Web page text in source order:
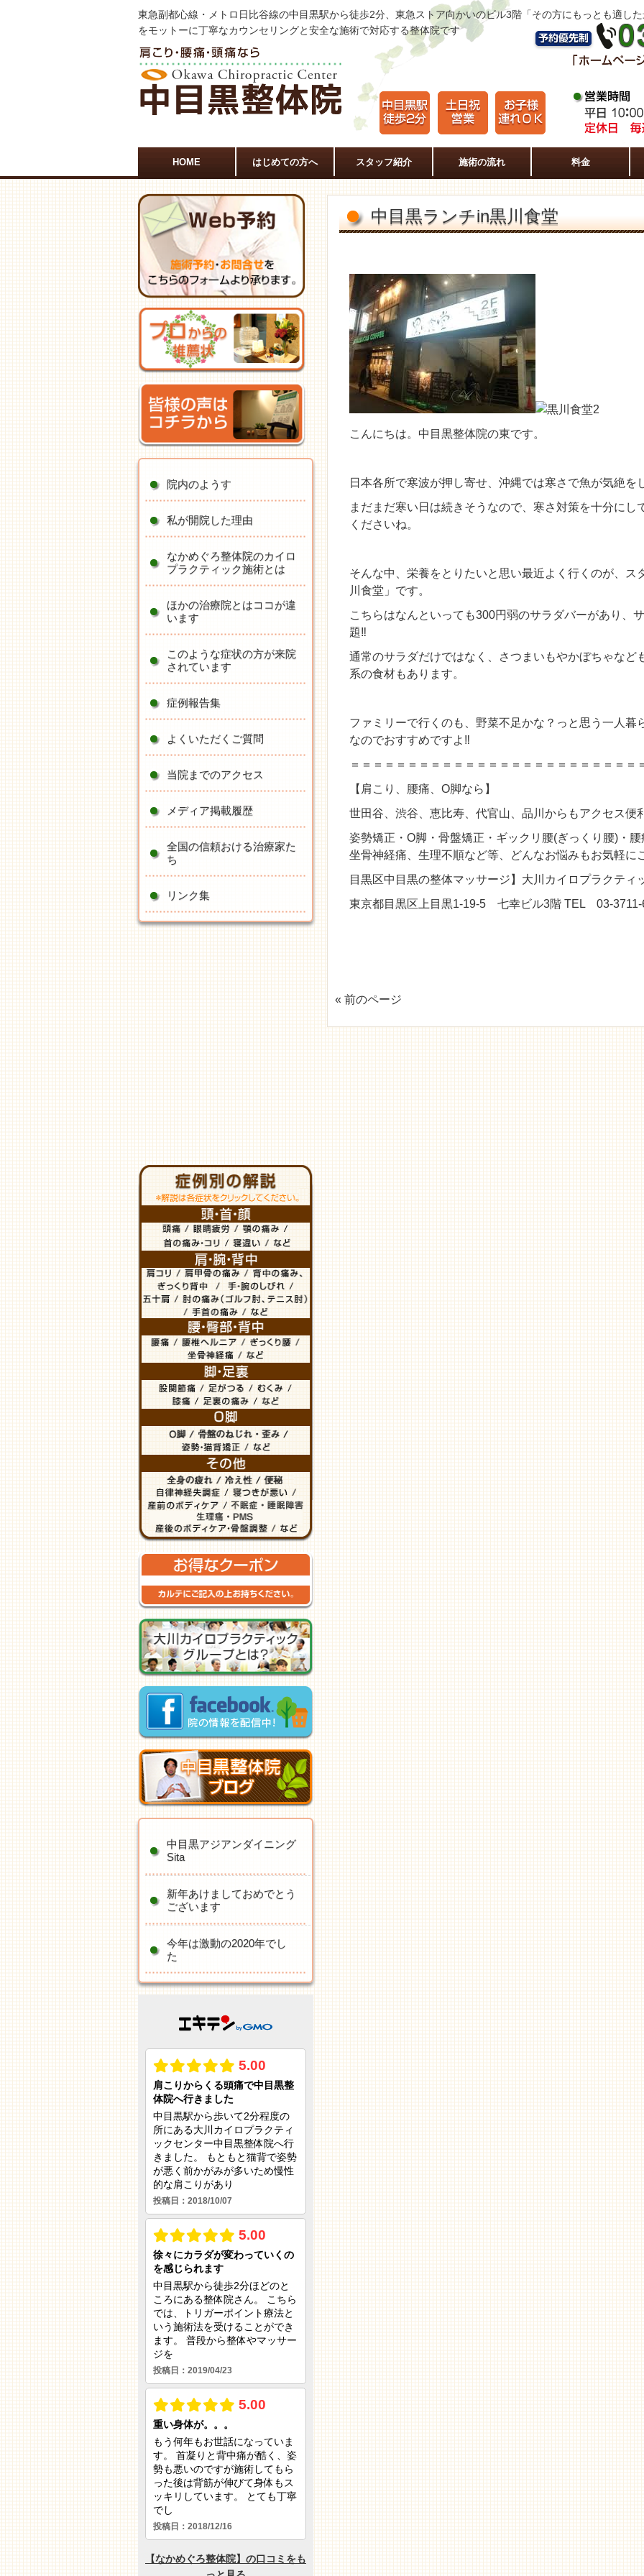
東急副都心線・メトロ日比谷線の中目黒駅から徒歩2分、東急ストア向かいのビル3階「その方にもっとも適し
をモットーに丁寧なカウンセリングと安全な施術で対応する整体院です
HOME はじめての方へ スタッフ紹介 施術の流れ 料金
中目黒ランチin黒川食堂
こんにちは。中目黒整体院の東です。
日本各所で寒波が押し寄せ、沖縄では寒さで魚が気絶を
まだまだ寒い日は続きそうなので、寒さ対策を十分にし
くださいね。
そんな中、栄養をとりたいと思い最近よく行くのが、ス
川食堂」です。
こちらはなんといっても300円弱のサラダバーがあり、
題‼
通常のサラダだけではなく、さつまいもやかぼちゃなど
系の食材もあります。
ファミリーで行くのも、野菜不足かな？っと思う一人暮
なのでおすすめですよ‼
＝＝＝＝＝＝＝＝＝＝＝＝＝＝＝＝＝＝＝＝＝＝＝＝＝
【肩こり、腰痛、O脚なら】
世田谷、渋谷、恵比寿、代官山、品川からもアクセス便
姿勢矯正・O脚・骨盤矯正・ギックリ腰(ぎっくり腰)・
坐骨神経痛、生理不順など等、どんなお悩みもお気軽に
目黒区中目黒の整体マッサージ】大川カイロプラクティ
東京都目黒区上目黒1-19-5 七幸ビル3階 TEL 03-3711-
« 前のページ
院内のようす
私が開院した理由
なかめぐろ整体院のカイロ
プラクティック施術とは
ほかの治療院とはココが違
います
このような症状の方が来院
されています
症例報告集
よくいただくご質問
当院までのアクセス
メディア掲載履歴
全国の信頼おける治療家た
ち
リンク集
中目黒アジアンダイニング
Sita
新年あけましておめでとう
ございます
今年は激動の2020年でし
た